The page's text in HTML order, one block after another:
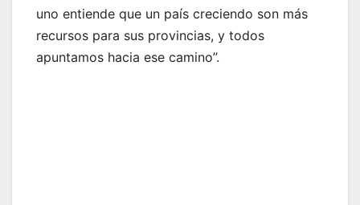
uno entiende que un país creciendo son más
recursos para sus provincias, y todos
apuntamos hacia ese camino”.